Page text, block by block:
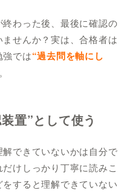
終わった後、最後に確認の
せんか？実は、合格者は
強では“過去問を軸にし
置”として使う
できていないかは自分で
けしっかり丁寧に読みこ
すると理解できていない